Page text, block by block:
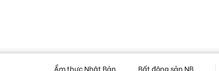
Ẩm thực Nhật Bản
Bất động sản NB